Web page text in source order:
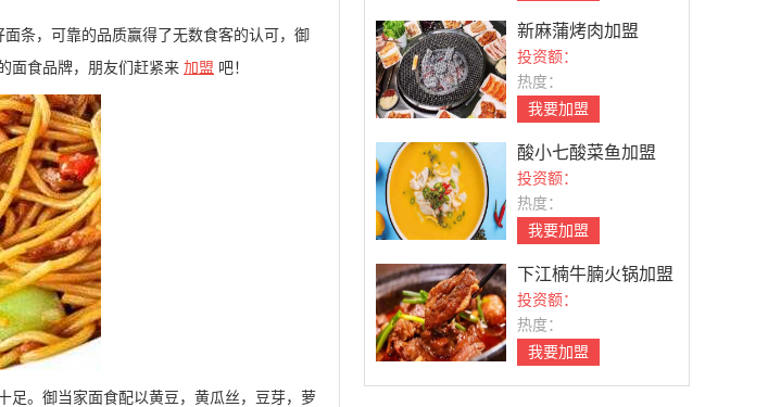
面条，可靠的品质赢得了无数食客的认可，御
面食品牌，朋友们赶紧来 加盟 吧！
足。御当家面食配以黄豆，黄瓜丝，豆芽，萝
新麻蒲烤肉加盟
投资额：
热度：
我要加盟
酸小七酸菜鱼加盟
投资额：
热度：
我要加盟
下江楠牛腩火锅加盟
投资额：
热度：
我要加盟